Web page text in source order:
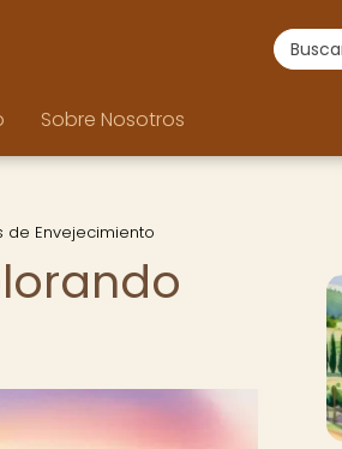
Sobre Nosotros
de Envejecimiento